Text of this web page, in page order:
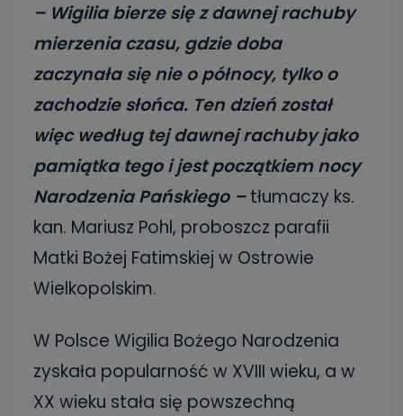
– Wigilia bierze się z dawnej rachuby
mierzenia czasu, gdzie doba
zaczynała się nie o północy, tylko o
zachodzie słońca. Ten dzień został
więc według tej dawnej rachuby jako
pamiątka tego i jest początkiem nocy
Narodzenia Pańskiego –tłumaczy ks.
kan. Mariusz Pohl, proboszcz parafii
Matki Bożej Fatimskiej w Ostrowie
Wielkopolskim.
W Polsce Wigilia Bożego Narodzenia
zyskała popularność w XVIII wieku, a w
XX wieku stała się powszechną